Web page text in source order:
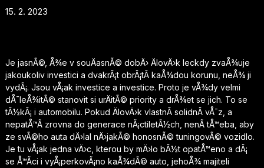
15. 2. 2023
Je jasnÃ©, Å¾e v souÄasnÃ© dobÄ› ÄlovÄ›k leckdy zvaÅ¾uje
jakoukoliv investici a dvakrÃ¡t obrÃ¡tÃ­ kaÅ¾dou korunu, neÅ¾ ji
vydÃ¡. Jsou vÅ¡ak investice a investice. Proto je vÅ¾dy velmi
dÅ¯leÅ¾itÃ© stanovit si urÄitÃ© priority a drÅ¾et se jich. To se
tÃ½kÃ¡ i automobilu. Pokud ÄlovÄ›k vlastnÃ­ solidnÃ­ vÅ¯z, a
nepatÅ™Ã­ zrovna do generace nÃ¡ctiletÃ½ch, nenÃ­ tÅ™eba, aby
ze svÃ©ho auta dÄ›lal nÄ›jakÃ© honosnÃ© tuningovÃ© vozidlo.
Je tu vÅ¡ak jedna vÄ›c, kterou by mÄ›lo bÃ½t opatÅ™eno a dÃ¡
se Å™Ã­ci i vyÅ¡perkovÃ¡no kaÅ¾dÃ© auto, jehoÅ¾ majiteli